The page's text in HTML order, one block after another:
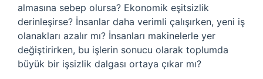
almasına sebep olursa? Ekonomik eşitsizlik
derinleşirse? İnsanlar daha verimli çalışırken, yeni iş
olanakları azalır mı? İnsanları makinelerle yer
değiştirirken, bu işlerin sonucu olarak toplumda
büyük bir işsizlik dalgası ortaya çıkar mı?